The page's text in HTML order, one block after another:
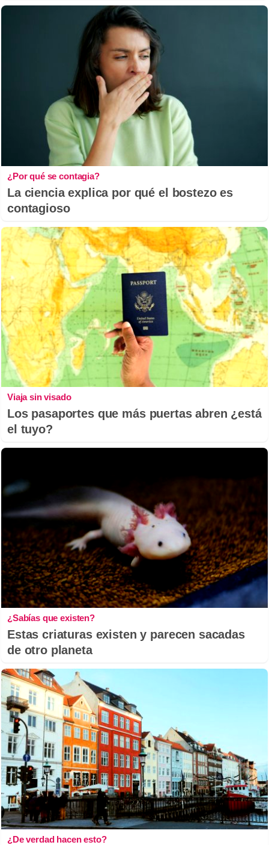
¿Por qué se contagia?
La ciencia explica por qué el bostezo es
contagioso
Viaja sin visado
Los pasaportes que más puertas abren ¿está
el tuyo?
¿Sabías que existen?
Estas criaturas existen y parecen sacadas
de otro planeta
¿De verdad hacen esto?